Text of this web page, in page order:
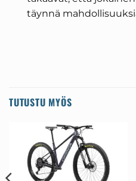
täynnä
TUTUSTU MYÖS